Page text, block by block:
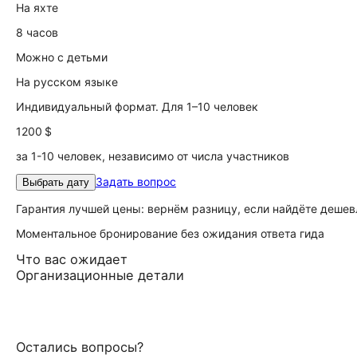
На яхте
8 часов
Можно с детьми
На русском языке
Индивидуальный формат. Для 1–10 человек
1200 $
за 1-10 человек, независимо от числа участников
Выбрать дату Задать вопрос
Гарантия лучшей цены: вернём разницу, если найдёте
Моментальное бронирование без ожидания ответа гида
Что вас ожидает
Организационные детали
Остались вопросы?